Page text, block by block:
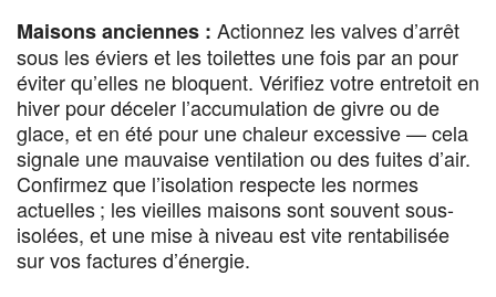
Maisons anciennes : Actionnez les valves d’arrêt
sous les éviers et les toilettes une fois par an pour
éviter qu’elles ne bloquent. Vérifiez votre entretoit en
hiver pour déceler l’accumulation de givre ou de
glace, et en été pour une chaleur excessive — cela
signale une mauvaise ventilation ou des fuites d’air.
Confirmez que l’isolation respecte les normes
actuelles ; les vieilles maisons sont souvent sous-
isolées, et une mise à niveau est vite rentabilisée
sur vos factures d’énergie.